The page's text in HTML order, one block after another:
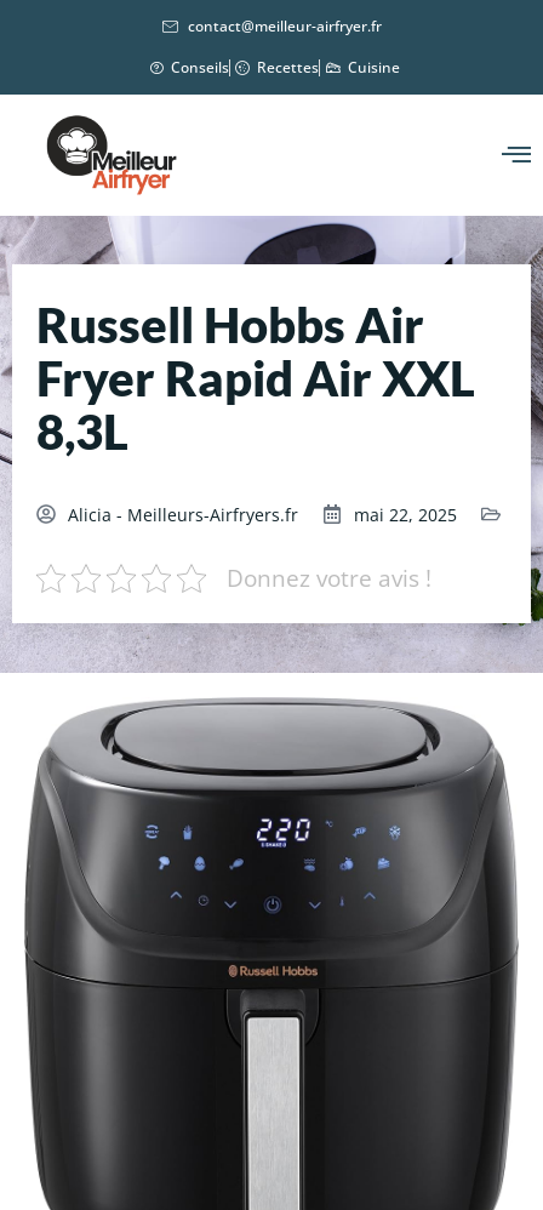
contact@meilleur-airfryer.fr
Conseils
Recettes Cuisine
Russell Hobbs Air
Fryer Rapid Air XXL
8,3L
Alicia - Meilleurs-Airfryers.fr mai 22, 2025
Donnez votre avis !